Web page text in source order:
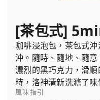
[茶包式]
咖啡浸泡包，茶包式
沖。隨時、隨地、隨意
濃烈的黑巧克力，滑
時，洛神清新洗滌了味
風味指引